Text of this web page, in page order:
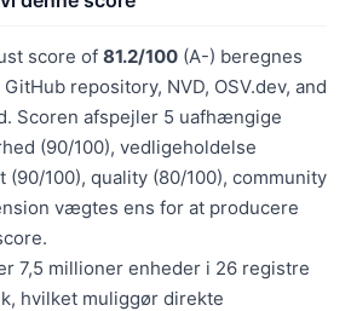
score of 81.2/100 (A-) beregnes
repository, NVD, OSV.dev, and
Scoren afspejler 5 uafhængige
(90/100), vedligeholdelse
(90/100), quality (80/100), community
vægtes ens for at producere
7,5 millioner enheder i 26 registre
hvilket muliggør direkte